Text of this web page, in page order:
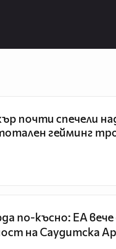
почти спечели
гейминг
по-късно: EA
на Саудитска